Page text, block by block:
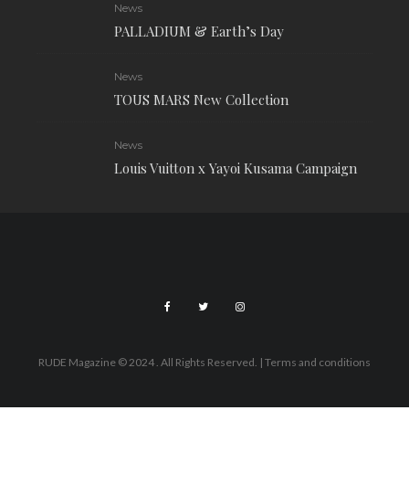
News
PALLADIUM & Earth’s Day
News
TOUS MARS New Collection
News
Louis Vuitton x Yayoi Kusama Campaign
RUDE Magazine © 2024 . All Rights Reserved. | Terms and conditions